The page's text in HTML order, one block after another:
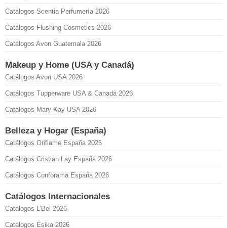
Catálogos Scentia Perfumería 2026
Catálogos Flushing Cosmetics 2026
Catálogos Avon Guatemala 2026
Makeup y Home (USA y Canadá)
Catálogos Avon USA 2026
Catálogos Tupperware USA & Canadá 2026
Catálogos Mary Kay USA 2026
Belleza y Hogar (España)
Catálogos Oriflame España 2026
Catálogos Cristian Lay España 2026
Catálogos Conforama España 2026
Catálogos Internacionales
Catálogos L'Bel 2026
Catálogos Ésika 2026